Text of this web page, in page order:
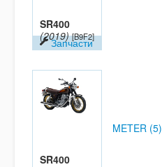
SR400
(2019) [B9F2]
Запчасти
SR400
METER (5)